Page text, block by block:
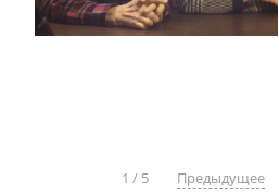
1 / 5 Предыдущее